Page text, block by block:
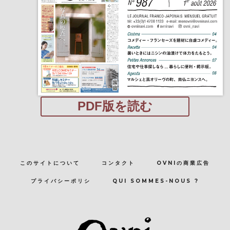
PDF版を読む
このサイトについて コンタクト OVNIの商業広告
プライバシーポリシ QUI SOMMES-NOUS ?